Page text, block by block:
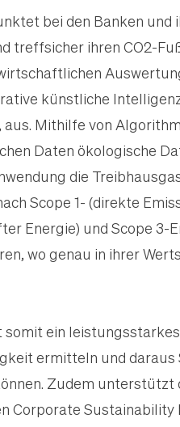
bei den Banken und
treffsicher ihren CO2-
künstliche
aus. Mithilfe von
Daten ökologische
die
Scope 1- (direkte
Energie) und Scope 3-
wo genau in ihrer
somit ein
ermitteln und daraus
Zudem unterstützt
Corporate Sustainability